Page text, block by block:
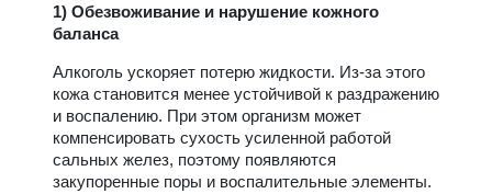
1) Обезвоживание и нарушение кожного
баланса
Алкоголь ускоряет потерю жидкости. Из-за этого
кожа становится менее устойчивой к раздражению
и воспалению. При этом организм может
компенсировать сухость усиленной работой
сальных желез, поэтому появляются
закупоренные поры и воспалительные элементы.